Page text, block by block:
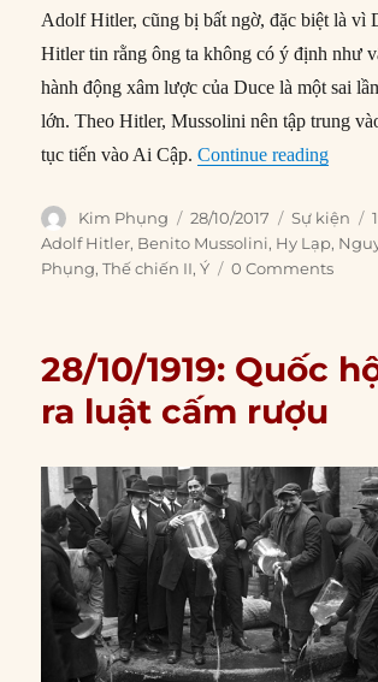
Adolf Hitler, cũng bị bất ngờ, đặc biệt là vì
Hitler tin rằng ông ta không có ý định như
hành động xâm lược của Duce là một sai
lớn. Theo Hitler, Mussolini nên tập trung
tục tiến vào Ai Cập.Continue reading“28/
Author
Kim Phụng
Posted
on
28/10/2017 Categories
Sự kiện
Adolf Hitler, Benito Mussolini, Hy Lạp,
Phụng,Thế chiến II,Ý 0 Comments
28/10/1919: Quốc
ra luật cấm rượu